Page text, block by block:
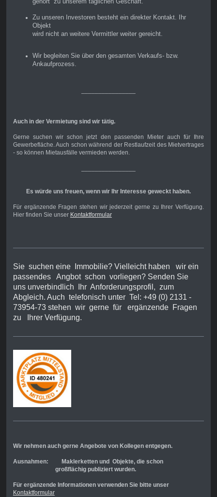
Zu unseren Investoren besteht ein direkter Kontakt. Ihr
Objekt
wird nicht an weitere Vermittler weiter gereicht.
Wir begleiten Sie über den gesamten Verkaufs- bzw.
Ankaufprozess.
Auch in der Vermietung sind wir tätig.
Gerne suchen wir schon jetzt den passenden Mieter auch für Ihre
Gewerbefläche. Auch schon während der Restlaufzeit des Mietvertrages
- so können Mietausfälle vermieden werden.
Es würde uns freuen, wenn wir Ihr Interesse geweckt haben.
Für ergänzende Fragen stehen wir jederzeit gerne zu Ihrer Verfügung.
Hier finden Sie unser Kontaktformular
Sie suchen eine Immobilie? Vielleicht haben wir ein
passendes Angbot schon vorliegen? Senden Sie
uns unverbindlich Ihr Anforderungsprofil, zum
Abgleich. Auch telefonisch unter Tel: +49 (0) 2131 -
73954-73 stehen wir gerne für ergänzende Fragen
zu Ihrer Verfügung.
Wir nehmen auch gerne Angebote von Kollegen entgegen.
Ausnahmen: Maklerketten und Objekte, die schon
großflächig publiziert wurden.
Für ergänzende Informationen verwenden Sie bitte unser
Kontaktformular